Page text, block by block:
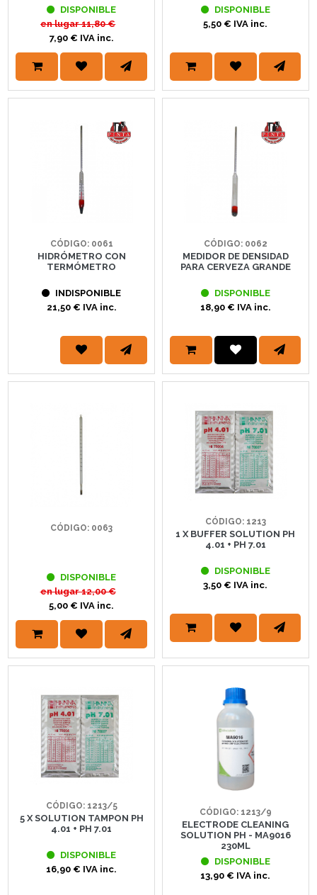
DISPONIBLE
en lugar11,80 €
7,90 € IVA inc.
DISPONIBLE
5,50 € IVA inc.
CÓDIGO: 0061
HIDRÓMETRO CON
TERMÓMETRO
INDISPONIBLE
21,50 € IVA inc.
CÓDIGO: 0062
MEDIDOR DE DENSIDAD
PARA CERVEZA GRANDE
DISPONIBLE
18,90 € IVA inc.
CÓDIGO: 0063
DISPONIBLE
en lugar12,00 €
5,00 € IVA inc.
CÓDIGO: 1213
1 X BUFFER SOLUTION PH
4.01 + PH 7.01
DISPONIBLE
3,50 € IVA inc.
CÓDIGO: 1213/5
5 X SOLUTION TAMPON PH
4.01 + PH 7.01
DISPONIBLE
16,90 € IVA inc.
CÓDIGO: 1213/9
ELECTRODE CLEANING
SOLUTION PH - MA9016
230ML
DISPONIBLE
13,90 € IVA inc.